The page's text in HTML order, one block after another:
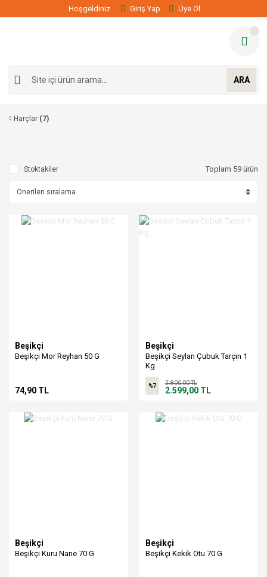
Hoşgeldiniz Giriş Yap Üye Ol
ARA
Harçlar (7)
Stoktakiler Toplam 59 ürün
Beşikçi
Beşikçi Mor Reyhan 50 G
74,90 TL
Beşikçi
Beşikçi Seylan Çubuk Tarçın 1
Kg
%7 2.800,00 TL
2.599,00 TL
Beşikçi
Beşikçi Kuru Nane 70 G
Beşikçi
Beşikçi Kekik Otu 70 G